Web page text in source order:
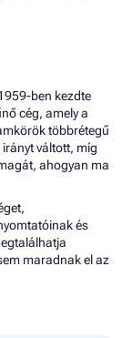
ben kezdte
cég, amely a
többrétegű
váltott, míg
ahogyan ma
és
maradnak el az